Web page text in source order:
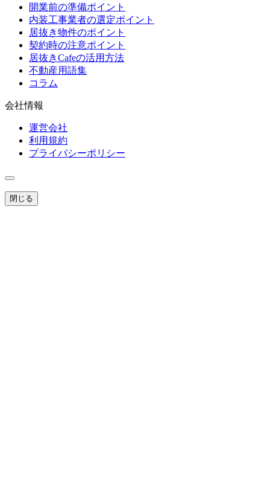
開業前の準備ポイント
内装工事業者の選定ポイント
居抜き物件のポイント
契約時の注意ポイント
居抜きCafeの活用方法
不動産用語集
コラム
会社情報
運営会社
利用規約
プライバシーポリシー
閉じる